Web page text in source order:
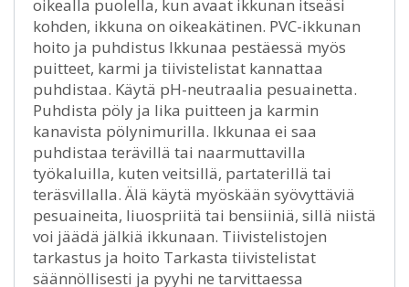
oikealla puolella, kun avaat ikkunan itseäsi
kohden, ikkuna on oikeakätinen. PVC-ikkunan
hoito ja puhdistus Ikkunaa pestäessä myös
puitteet, karmi ja tiivistelistat kannattaa
puhdistaa. Käytä pH-neutraalia pesuainetta.
Puhdista pöly ja lika puitteen ja karmin
kanavista pölynimurilla. Ikkunaa ei saa
puhdistaa terävillä tai naarmuttavilla
työkaluilla, kuten veitsillä, partaterillä tai
teräsvillalla. Älä käytä myöskään syövyttäviä
pesuaineita, liuospriitä tai bensiiniä, sillä niistä
voi jäädä jälkiä ikkunaan. Tiivistelistojen
tarkastus ja hoito Tarkasta tiivistelistat
säännöllisesti ja pyyhi ne tarvittaessa